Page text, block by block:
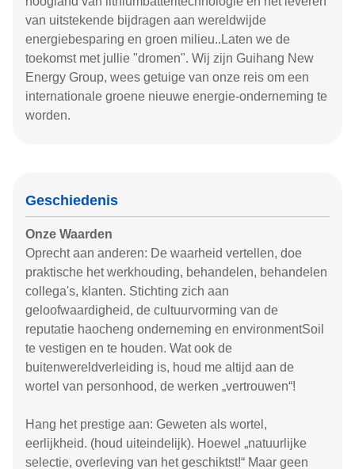
van uitstekende bijdragen aan wereldwijde
energiebesparing en groen milieu..Laten we de
toekomst met jullie "dromen". Wij zijn Guihang New
Energy Group, wees getuige van onze reis om een
internationale groene nieuwe energie-onderneming te
worden.
Geschiedenis
Onze Waarden
Oprecht aan anderen: De waarheid vertellen, doe
praktische het werkhouding, behandelen, behandelen
collega's, klanten. Stichting zich aan
geloofwaardigheid, de cultuurvorming van de
reputatie haocheng onderneming en environmentSoil
te vestigen en te houden. Wat ook de
buitenwereldverleiding is, houd me altijd aan de
wortel van personhood, de werken „vertrouwen“!
Hang het prestige aan: Geweten als wortel,
eerlijkheid. (houd uiteindelijk). Hoewel „natuurlijke
selectie, overleving van het geschiktst!“ Maar geen